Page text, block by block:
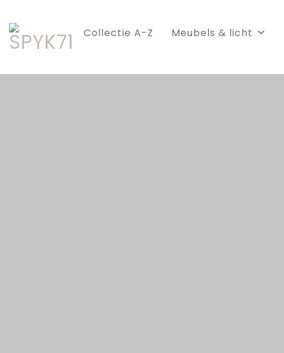
to
content
Collectie A-Z Meubels & licht